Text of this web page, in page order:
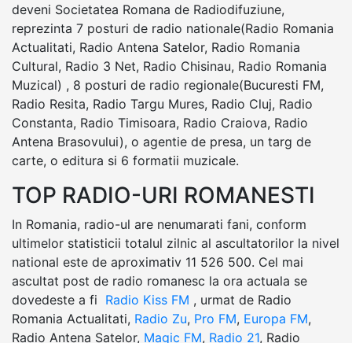
deveni Societatea Romana de Radiodifuziune,
reprezinta 7 posturi de radio nationale(Radio Romania
Actualitati, Radio Antena Satelor, Radio Romania
Cultural, Radio 3 Net, Radio Chisinau, Radio Romania
Muzical) , 8 posturi de radio regionale(Bucuresti FM,
Radio Resita, Radio Targu Mures, Radio Cluj, Radio
Constanta, Radio Timisoara, Radio Craiova, Radio
Antena Brasovului), o agentie de presa, un targ de
carte, o editura si 6 formatii muzicale.
TOP RADIO-URI ROMANESTI
In Romania, radio-ul are nenumarati fani, conform
ultimelor statisticii totalul zilnic al ascultatorilor la nivel
national este de aproximativ 11 526 500. Cel mai
ascultat post de radio romanesc la ora actuala se
dovedeste a fi Radio Kiss FM , urmat de Radio
Romania Actualitati, Radio Zu, Pro FM, Europa FM,
Radio Antena Satelor, Magic FM, Radio 21, Radio